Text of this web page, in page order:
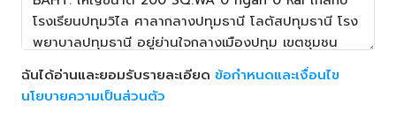
ฉันได้อ่านและยอมรับรายละเอียด ข้อกำหนดและเงื่อนไข
นโยบายความเป็นส่วนตัว